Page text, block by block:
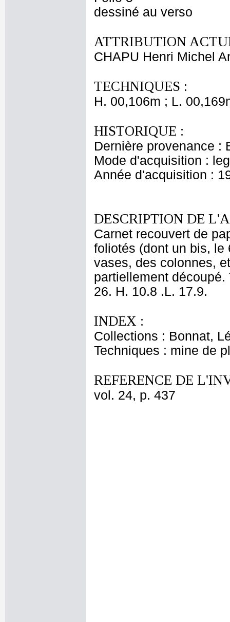
dessiné au verso
ATTRIBUTION
CHAPU Henri Michel
TECHNIQUES :
H. 00,106m ; L.
HISTORIQUE :
Dernière provenance :
Mode d'acquisition :
Année d'acquisition :
DESCRIPTION DE
Carnet recouvert de
foliotés (dont un bis, le
vases, des colonnes,
partiellement
26. H. 10.8 .L. 17.9.
INDEX :
Collections : Bonnat,
Techniques : mine de
REFERENCE DE
vol. 24, p. 437